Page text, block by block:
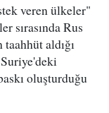
veren ülkeler"
sırasında Rus
aldığı
oluşturduğu